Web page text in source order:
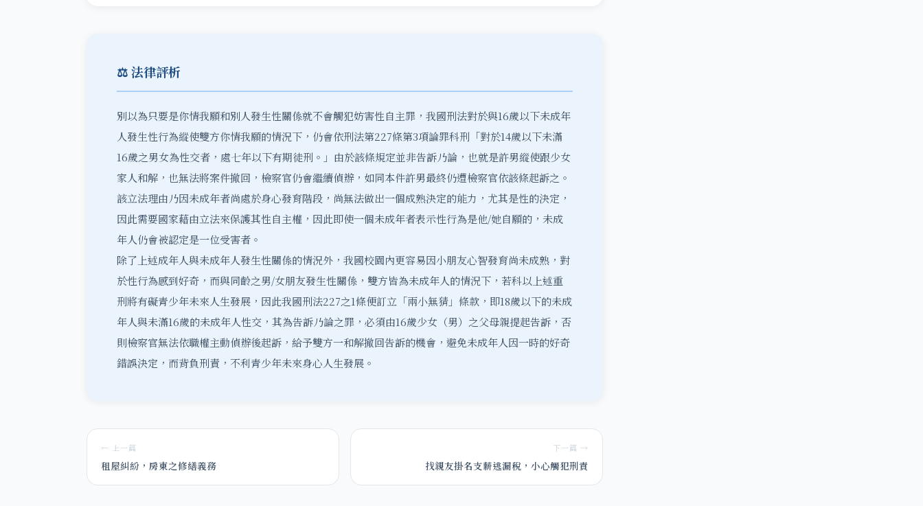
⚖️ 法律評析
別以為只要是你情我願和別人發生性關係就不會觸犯妨害性自主罪，我國刑法對於與16歲以下未成年
人發生性行為縱使雙方你情我願的情況下，仍會依刑法第227條第3項論罪科刑「對於14歲以下未滿
16歲之男女為性交者，處七年以下有期徒刑。」由於該條規定並非告訴乃論，也就是許男縱使跟少女
家人和解，也無法將案件撤回，檢察官仍會繼續偵辦，如同本件許男最終仍遭檢察官依該條起訴之。
該立法理由乃因未成年者尚處於身心發育階段，尚無法做出一個成熟決定的能力，尤其是性的決定，
因此需要國家藉由立法來保護其性自主權，因此即使一個未成年者表示性行為是他/她自願的，未成
年人仍會被認定是一位受害者。
除了上述成年人與未成年人發生性關係的情況外，我國校園內更容易因小朋友心智發育尚未成熟，對
於性行為感到好奇，而與同齡之男/女朋友發生性關係，雙方皆為未成年人的情況下，若科以上述重
刑將有礙青少年未來人生發展，因此我國刑法227之1條便訂立 「兩小無猜」條款 ，即18歲以下的未成
年人與未滿16歲的未成年人性交，其為告訴乃論之罪，必須由16歲少女（男）之父母親提起告訴，否
則檢察官無法依職權主動偵辦後起訴，給予雙方一和解撤回告訴的機會，避免未成年人因一時的好奇
錯誤決定，而背負刑責，不利青少年未來身心人生發展。
← 上一篇
租屋糾紛，房東之修繕義務
下一篇 →
找親友掛名支薪逃漏稅，小心觸犯刑責